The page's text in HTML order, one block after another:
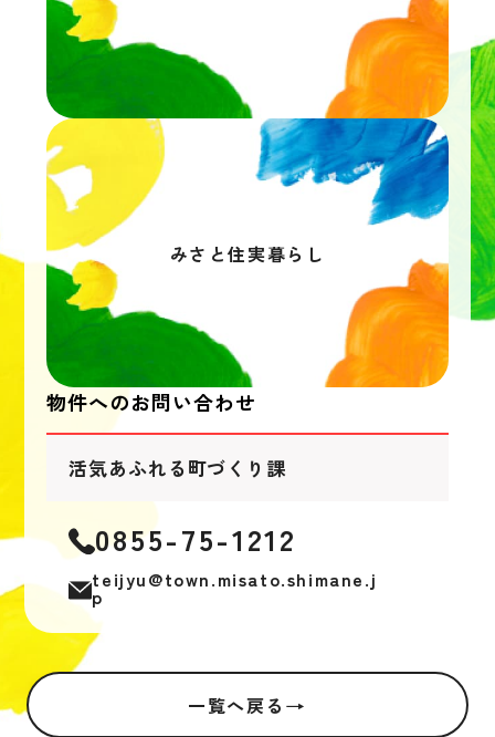
みさと住実暮らし
物件へのお問い合わせ
活気あふれる町づくり課
0855-75-1212
teijyu@town.misato.shimane.j
p
一覧へ戻る →